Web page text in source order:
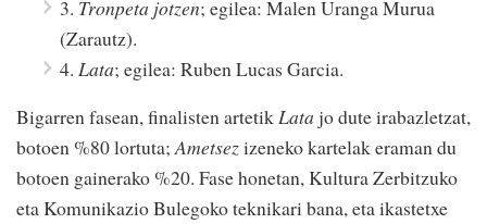
3. Tronpeta jotzen; egilea: Malen Uranga Murua
(Zarautz).
4. Lata; egilea: Ruben Lucas Garcia.
Bigarren fasean, finalisten artetikLata jo dute irabazletzat,
botoen %80 lortuta;Ametsezizeneko kartelak eraman du
botoen gainerako %20. Fase honetan, Kultura Zerbitzuko
eta Komunikazio Bulegoko teknikari bana, eta ikastetxe